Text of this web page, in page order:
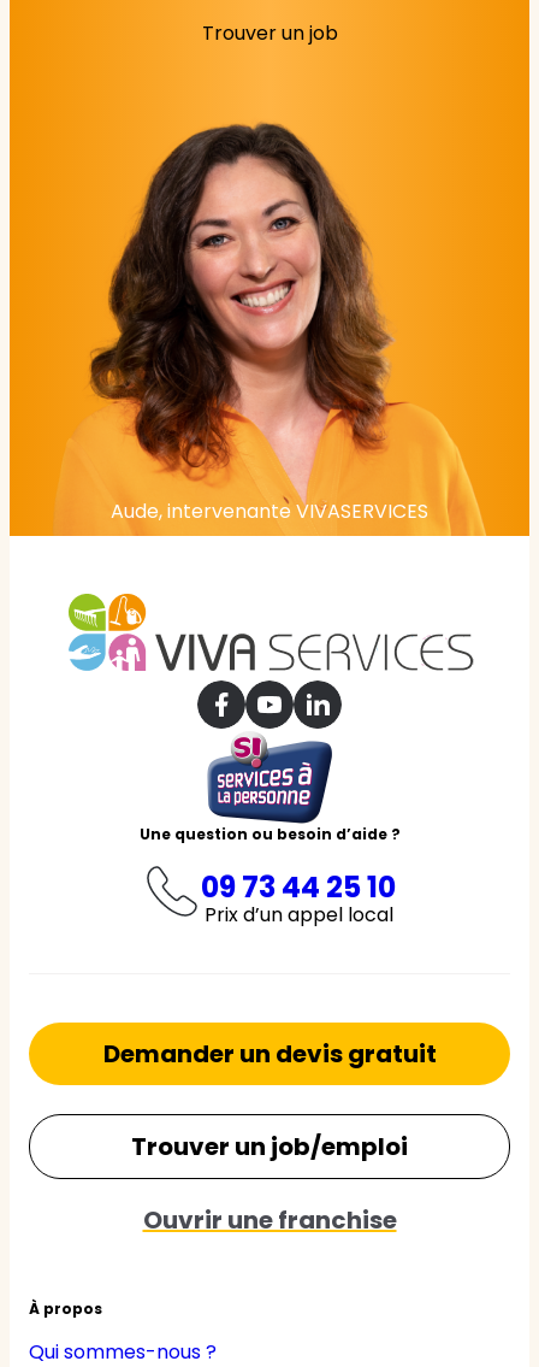
Trouver un job
Aude, intervenante VIVASERVICES
Une question ou besoin d’aide ?
09 73 44 25 10
Prix d’un appel local
À propos
Qui sommes-nous ?
Demander un devis gratuit
Trouver un job/emploi
Ouvrir une franchise